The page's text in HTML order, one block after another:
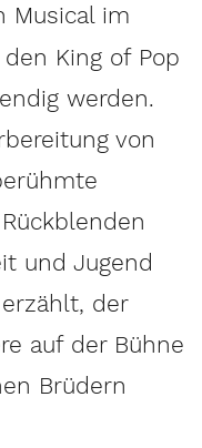
Musical im
King of Pop
werden.
von
und Jugend
der
auf der Bühne
Brüdern